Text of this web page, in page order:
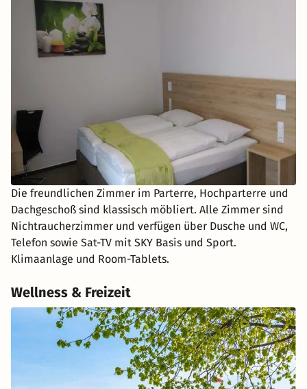
Die freundlichen Zimmer im Parterre, Hochparterre und
Dachgeschoß sind klassisch möbliert. Alle Zimmer sind
Nichtraucherzimmer und verfügen über Dusche und WC,
Telefon sowie Sat-TV mit SKY Basis und Sport.
Klimaanlage und Room-Tablets.
Wellness & Freizeit